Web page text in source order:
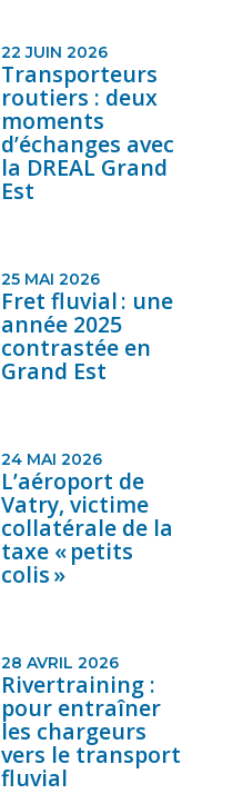
22 JUIN 2026
Transporteurs
routiers : deux
moments
d’échanges avec
la DREAL Grand
Est
25 MAI 2026
Fret fluvial : une
année 2025
contrastée en
Grand Est
24 MAI 2026
L’aéroport de
Vatry, victime
collatérale de la
taxe « petits
colis »
28 AVRIL 2026
Rivertraining :
pour entraîner
les chargeurs
vers le transport
fluvial